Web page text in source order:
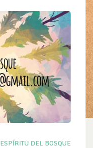
ESPÍRITU DEL BOSQUE